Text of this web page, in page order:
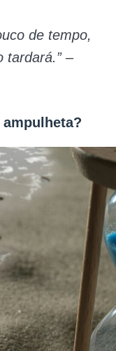
de tempo,
tardará.” –